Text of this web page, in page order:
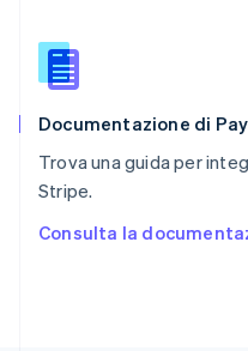
Documentazione di
Trova una guida per
Stripe.
Consulta la
English
Slovacchia
Slovenia
Spagna
Español
English Español简体中文